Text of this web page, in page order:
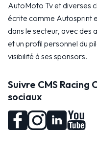
AutoMoto Tv et diverses
écrite comme Autosprint
dans le secteur, avec des
et un profil personnel du
visibilité à ses sponsors.
Suivre CMS Racing
sociaux